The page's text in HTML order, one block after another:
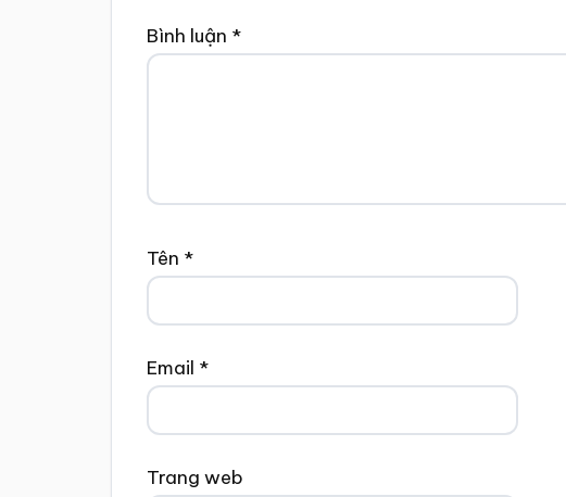
Bình luận *
Tên *
Email *
Trang web